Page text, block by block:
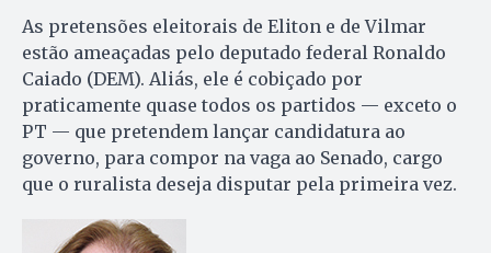
As pretensões eleitorais de Eliton e de Vilmar
estão ameaçadas pelo deputado federal Ronaldo
Caiado (DEM). Aliás, ele é cobiçado por
praticamente quase todos os partidos — exceto o
PT — que pretendem lançar candidatura ao
governo, para compor na vaga ao Senado, cargo
que o ruralista deseja disputar pela primeira vez.